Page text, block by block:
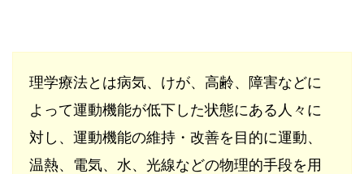
理学療法とは病気、けが、高齢、障害などに
よって運動機能が低下した状態にある人々に
対し、運動機能の維持・改善を目的に運動、
温熱、電気、水、光線などの物理的手段を用